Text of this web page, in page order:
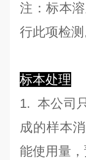
注：标本
行此项检测
标本处理
1. 本公司
成的样本
能使用量，